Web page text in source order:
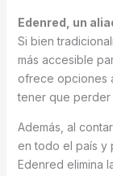
Edenred, un
Si bien
más accesible
ofrece opciones
tener que perder
Además, al
en todo el país y
Edenred elimina